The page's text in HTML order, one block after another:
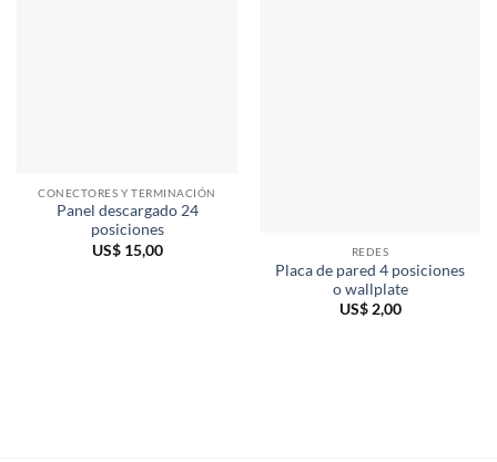
CONECTORES Y TERMINACIÓN
Panel descargado 24
posiciones
US$15,00 REDES
Placa de pared 4 posiciones
o wallplate
US$2,00